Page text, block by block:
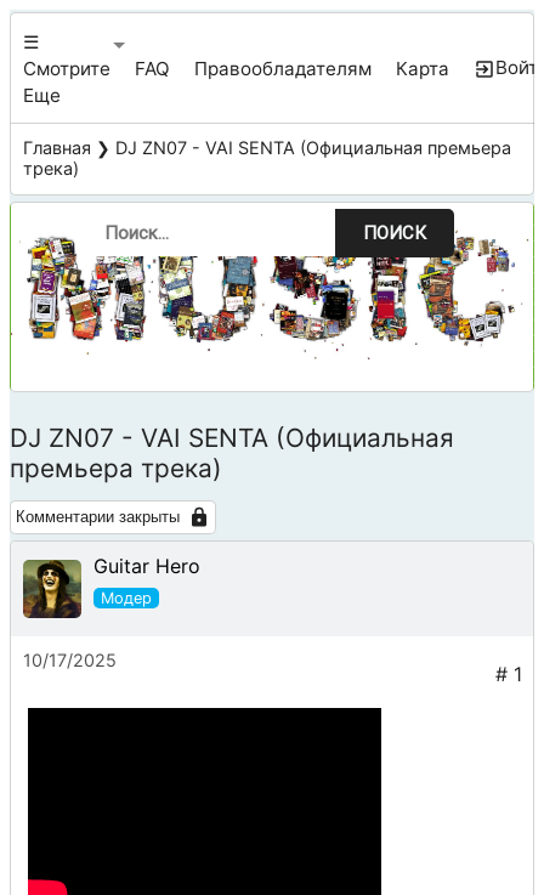
☰
Смотрите
Еще
FAQ Правообладателям Карта
Главная ❯ DJ ZN07 - VAI SENTA (Официальная премьера
трека)
ПОИСК
DJ ZN07 - VAI SENTA (Официальная
премьера трека)
Комментарии закрыты
Guitar Hero
10/17/2025